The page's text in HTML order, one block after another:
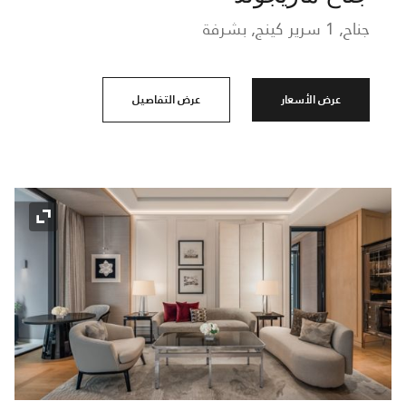
جناح, 1 سرير كينج, بشرفة
عرض الأسعار عرض التفاصيل
رمز